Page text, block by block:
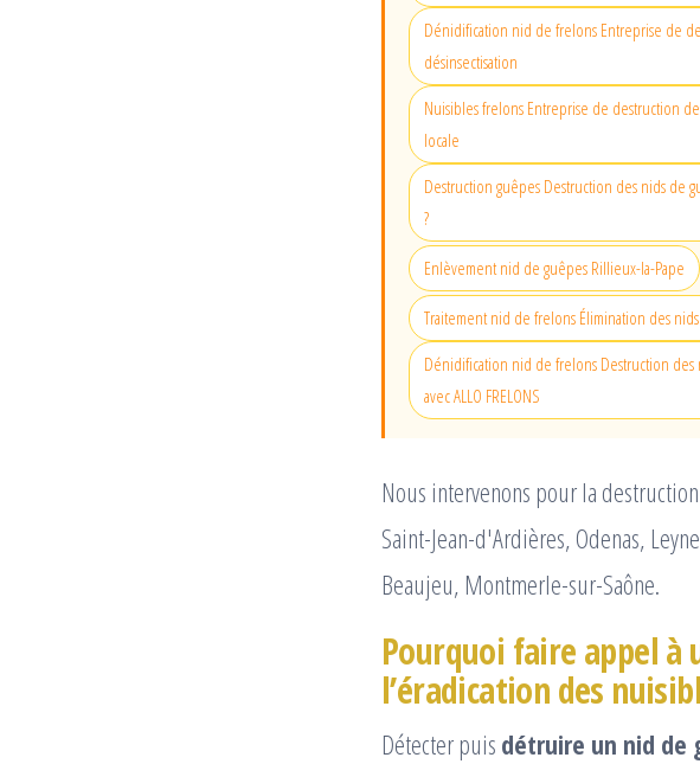
Dénidification nid de frelons Entreprise de
désinsectisation
Nuisibles frelons Entreprise de destruction
locale
Destruction guêpes Destruction des nids de
?
Enlèvement nid de guêpes Rillieux-la-Pape
Traitement nid de frelons Élimination des nids
Dénidification nid de frelons Destruction
avec ALLO FRELONS
Nous intervenons pour la
Saint-Jean-d'Ardières, Odenas,
Beaujeu, Montmerle-sur-Saône.
Pourquoi faire appel à
l’éradication des
Détecter puis détruire un nid de